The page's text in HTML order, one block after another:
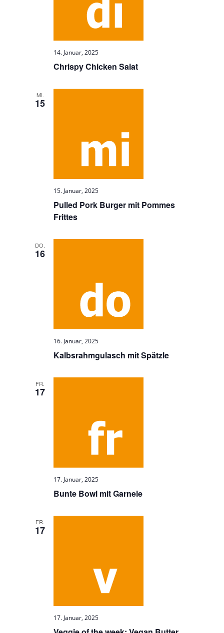
Chrispy Chicken Salat
14. Januar, 2025
MI.
15
Pulled Pork Burger mit Pommes
Frittes
15. Januar, 2025
DO.
16
Kalbsrahmgulasch mit Spätzle
16. Januar, 2025
FR.
17
Bunte Bowl mit Garnele
17. Januar, 2025
FR.
17
17. Januar, 2025